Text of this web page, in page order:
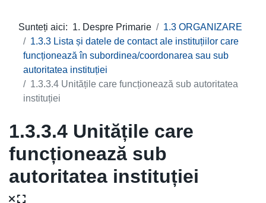
Sunteți aici: 1. Despre Primarie
1.3 ORGANIZARE
1.3.3 Lista și datele de contact ale instituțiilor care
funcționează în subordinea/coordonarea sau sub
autoritatea instituției
1.3.3.4 Unitățile care funcționează sub autoritatea
instituției
1.3.3.4 Unitățile care
funcționează sub
autoritatea instituției